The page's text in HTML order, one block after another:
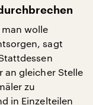
wolle
sagt
an gleicher Stelle
zu
in Einzelteilen